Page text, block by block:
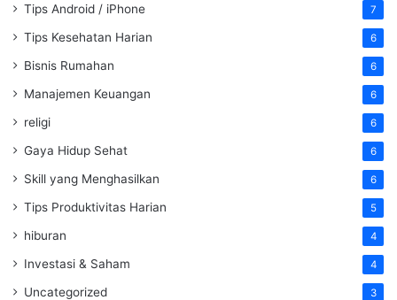
Tips Android / iPhone 7
Tips Kesehatan Harian 6
Bisnis Rumahan 6
Manajemen Keuangan 6
religi 6
Gaya Hidup Sehat 6
Skill yang Menghasilkan 6
Tips Produktivitas Harian 5
hiburan 4
Investasi & Saham 4
Uncategorized 3